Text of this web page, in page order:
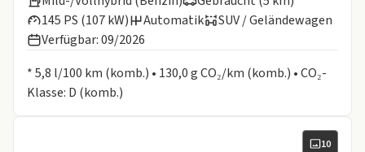
145 PS (107 kW)
Automatik
SUV / Geländewagen
Verfügbar: 09/2026
* 5,8 l/100 km (komb.) • 130,0 g CO₂/km (komb.) • CO₂-
Klasse: D (komb.)
10